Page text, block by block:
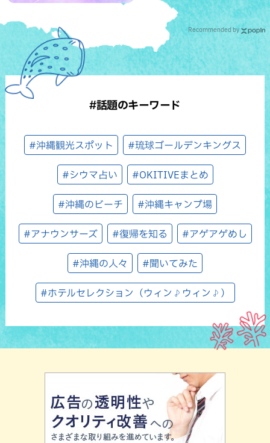
Recommended by
#話題のキーワード
#沖縄観光スポット #琉球ゴールデンキングス
#シウマ占い #OKITIVEまとめ
#沖縄のビーチ #沖縄キャンプ場
#アナウンサーズ #復帰を知る #アゲアゲめし
#沖縄の人々 #聞いてみた
#ホテルセレクション（ウィン♪ウィン♪）